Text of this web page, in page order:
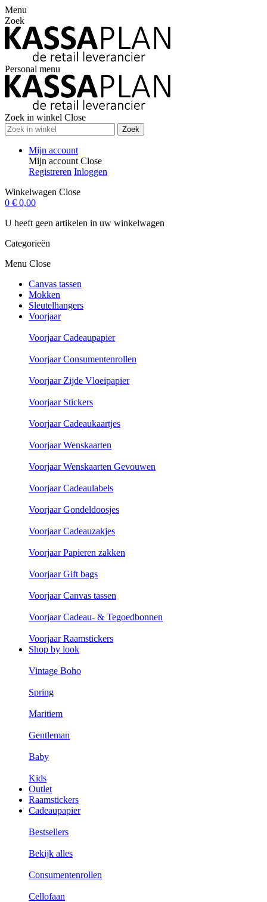
Menu
Zoek
Personal menu
Zoek in winkel Close
Zoek
Mijn account
Mijn account Close
Registreren Inloggen
Winkelwagen Close
0 € 0,00
U heeft geen artikelen in uw winkelwagen
Categorieën
Menu Close
Canvas tassen
Mokken
Sleutelhangers
Voorjaar
Voorjaar Cadeaupapier
Voorjaar Consumentenrollen
Voorjaar Zijde Vloeipapier
Voorjaar Stickers
Voorjaar Cadeaukaartjes
Voorjaar Wenskaarten
Voorjaar Wenskaarten Gevouwen
Voorjaar Cadeaulabels
Voorjaar Gondeldoosjes
Voorjaar Cadeauzakjes
Voorjaar Papieren zakken
Voorjaar Gift bags
Voorjaar Canvas tassen
Voorjaar Cadeau- & Tegoedbonnen
Voorjaar Raamstickers
Shop by look
Vintage Boho
Spring
Maritiem
Gentleman
Baby
Kids
Outlet
Raamstickers
Cadeaupapier
Bestsellers
Bekijk alles
Consumentenrollen
Cellofaan